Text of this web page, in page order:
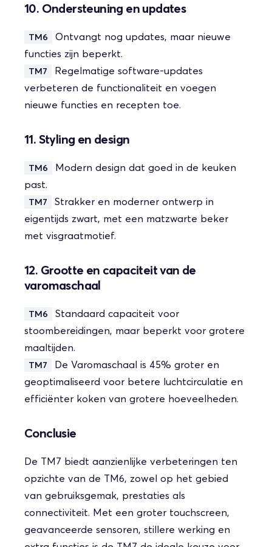
10. Ondersteuning en updates
TM6
Ontvangt nog updates, maar nieuwe
functies zijn beperkt.
TM7
Regelmatige software-updates
verbeteren de functionaliteit en voegen
nieuwe functies en recepten toe.
11. Styling en design
TM6
Modern design dat goed in de keuken
past.
TM7
Strakker en moderner ontwerp in
eigentijds zwart, met een matzwarte beker
met visgraatmotief.
12. Grootte en capaciteit van de
varomaschaal
TM6
Standaard capaciteit voor
stoombereidingen, maar beperkt voor grotere
maaltijden.
TM7
De Varomaschaal is 45% groter en
geoptimaliseerd voor betere luchtcirculatie en
efficiënter koken van grotere hoeveelheden.
Conclusie
De TM7 biedt aanzienlijke verbeteringen ten
opzichte van de TM6, zowel op het gebied
van gebruiksgemak, prestaties als
connectiviteit. Met een groter touchscreen,
geavanceerde sensoren, stillere werking en